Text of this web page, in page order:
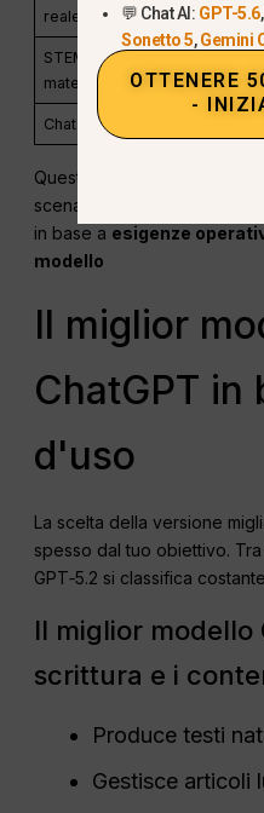
reale (voce + visione)
STEM / ragionamento
matematico
Chat sul budget
Questo confronto
scenari rispetto a molte
in base a esigenze
modello
Il miglior
ChatGPT in
d'uso
La scelta della versione
spesso dal tuo obiettivo.
GPT‑5.2 si classifica
Il miglior modello
scrittura e i
Produce testi
Gestisce articoli
💬 Chat AI: GPT-5.6,
Sonetto 5,Gemini
OTTENERE
-